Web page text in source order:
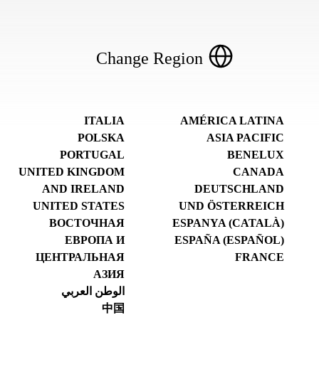
Change Region
AMÉRICA LATINA
ASIA PACIFIC
BENELUX
CANADA
DEUTSCHLAND
UND ÖSTERREICH
ESPANYA (CATALÀ)
ESPAÑA (ESPAÑOL)
FRANCE
ITALIA
POLSKA
PORTUGAL
UNITED KINGDOM
AND IRELAND
UNITED STATES
ВОСТОЧНАЯ
ЕВРОПА И
ЦЕНТРАЛЬНАЯ
АЗИЯ
الوطن العربي
中国